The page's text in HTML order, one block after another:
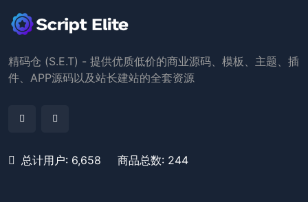
精码仓 (S.E.T) - 提供优质低价的商业源码、模板、主题、插
件、APP源码以及站长建站的全套资源
总计用户: 6,658 商品总数: 244